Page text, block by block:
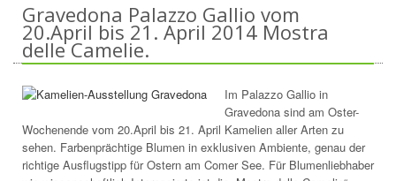
Gravedona Palazzo Gallio vom
20.April bis 21. April 2014 Mostra
delle Camelie.
Im Palazzo Gallio in
Gravedona sind am Oster-
Wochenende vom 20.April bis 21. April Kamelien aller Arten zu
sehen. Farbenprächtige Blumen in exklusiven Ambiente, genau der
richtige Ausflugstipp für Ostern am Comer See. Für Blumenliebhaber